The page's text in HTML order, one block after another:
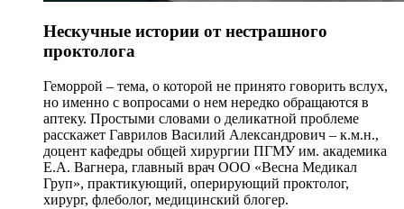
Нескучные истории от нестрашного
проктолога
Геморрой – тема, о которой не принято говорить вслух,
но именно с вопросами о нем нередко обращаются в
аптеку. Простыми словами о деликатной проблеме
расскажет Гаврилов Василий Александрович – к.м.н.,
доцент кафедры общей хирургии ПГМУ им. академика
Е.А. Вагнера, главный врач ООО «Весна Медикал
Груп», практикующий, оперирующий проктолог,
хирург, флеболог, медицинский блогер.